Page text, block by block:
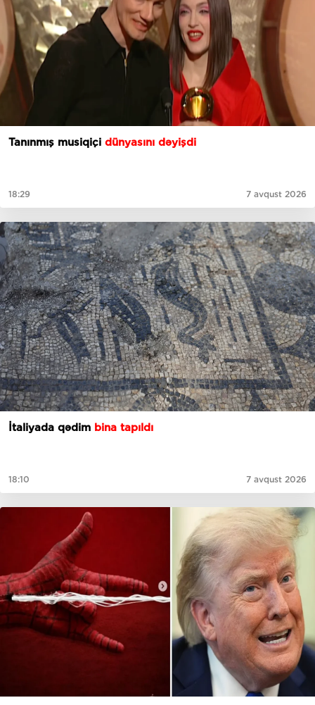
Tanınmış musiqiçi dünyasını dəyişdi
18:29 7 avqust 2026
İtaliyada qədim bina tapıldı
18:10 7 avqust 2026